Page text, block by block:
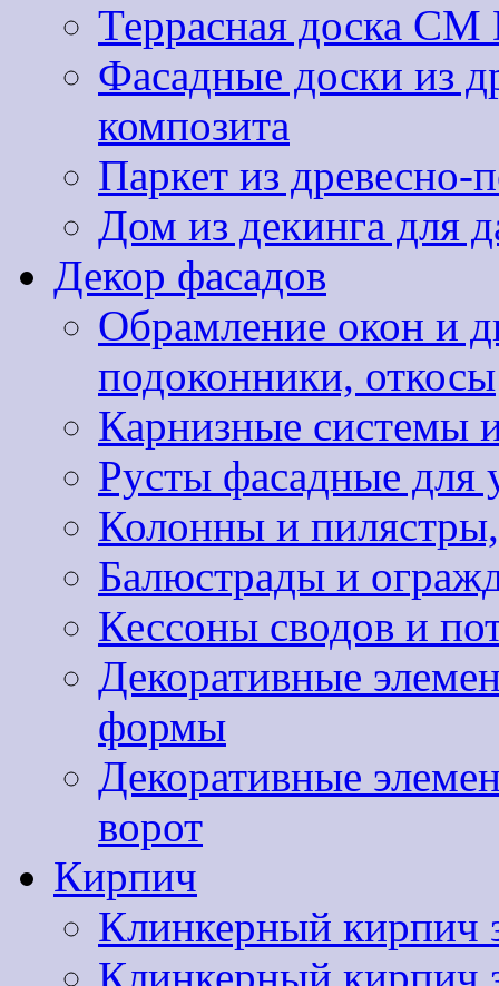
Террасная доска
Фасадные доски из
композита
Паркет из древесно-
Дом из декинга для
Декор фасадов
Обрамление окон и
подоконники, откосы
Карнизные системы
Русты фасадные для
Колонны и
Балюстрады и
Кессоны сводов и
Декоративные
формы
Декоративные
ворот
Кирпич
Клинкерный кирпич